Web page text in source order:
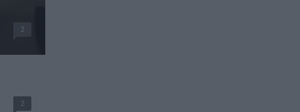
2
2